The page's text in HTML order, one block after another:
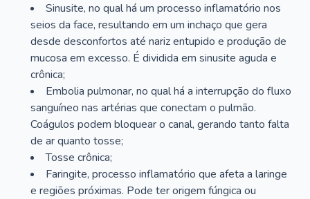
Sinusite, no qual há um processo inflamatório nos
seios da face, resultando em um inchaço que gera
desde desconfortos até nariz entupido e produção de
mucosa em excesso. É dividida em sinusite aguda e
crônica;
Embolia pulmonar, no qual há a interrupção do fluxo
sanguíneo nas artérias que conectam o pulmão.
Coágulos podem bloquear o canal, gerando tanto falta
de ar quanto tosse;
Tosse crônica;
Faringite, processo inflamatório que afeta a laringe
e regiões próximas. Pode ter origem fúngica ou